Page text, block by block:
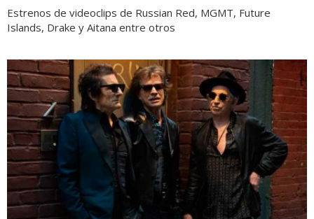
Estrenos de videoclips de Russian Red, MGMT, Future
Islands, Drake y Aitana entre otros